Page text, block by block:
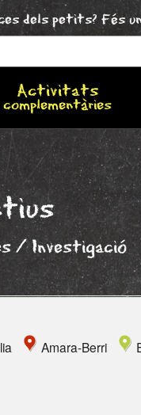
dels petits? Fés
Activitats
complementàries
/ Investigació
Amara-Berri